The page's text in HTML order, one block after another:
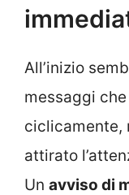
All’inizio
messaggi che
ciclicamente,
attirato
Un avviso di